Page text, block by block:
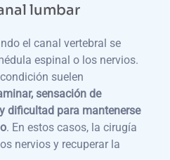
lumbar
el canal vertebral se
espinal o los nervios.
suelen
sensación de
dificultad para mantenerse
. En estos casos, la cirugía
nervios y recuperar la